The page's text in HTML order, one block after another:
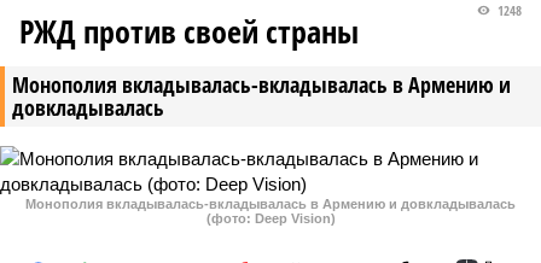
Монополия вкладывалась-вкладывалась в Армению и
довкладывалась
1248
РЖД против своей страны
Монополия вкладывалась-вкладывалась в Армению и довкладывалась
(фото: Deep Vision)